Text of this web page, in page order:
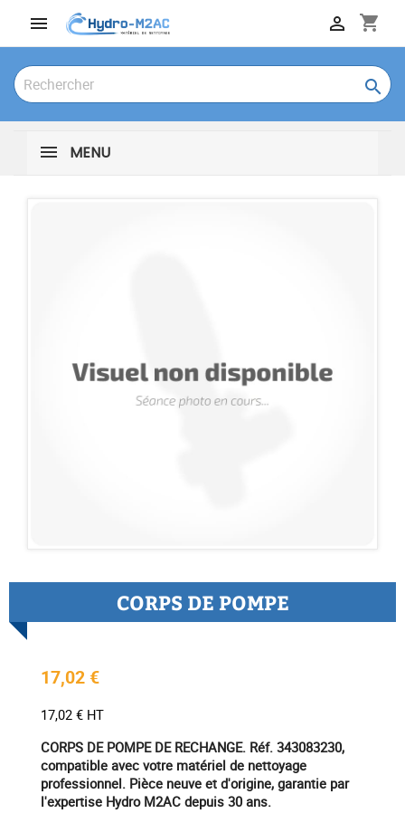
 shopping_cart


MENU
CORPS DE POMPE
17,02 €
17,02 € HT
CORPS DE POMPE DE RECHANGE. Réf. 343083230,
compatible avec votre matériel de nettoyage
professionnel. Pièce neuve et d'origine, garantie par
l'expertise Hydro M2AC depuis 30 ans.